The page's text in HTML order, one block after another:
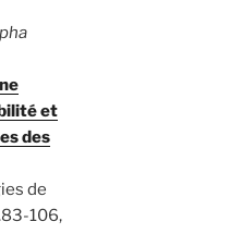
et
des
de
106,